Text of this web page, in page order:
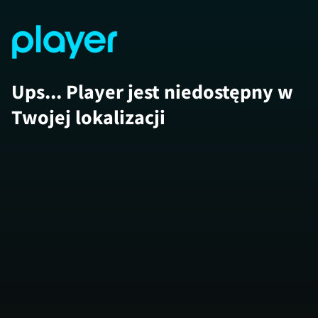
Ups... Player jest niedostępny w
Twojej lokalizacji